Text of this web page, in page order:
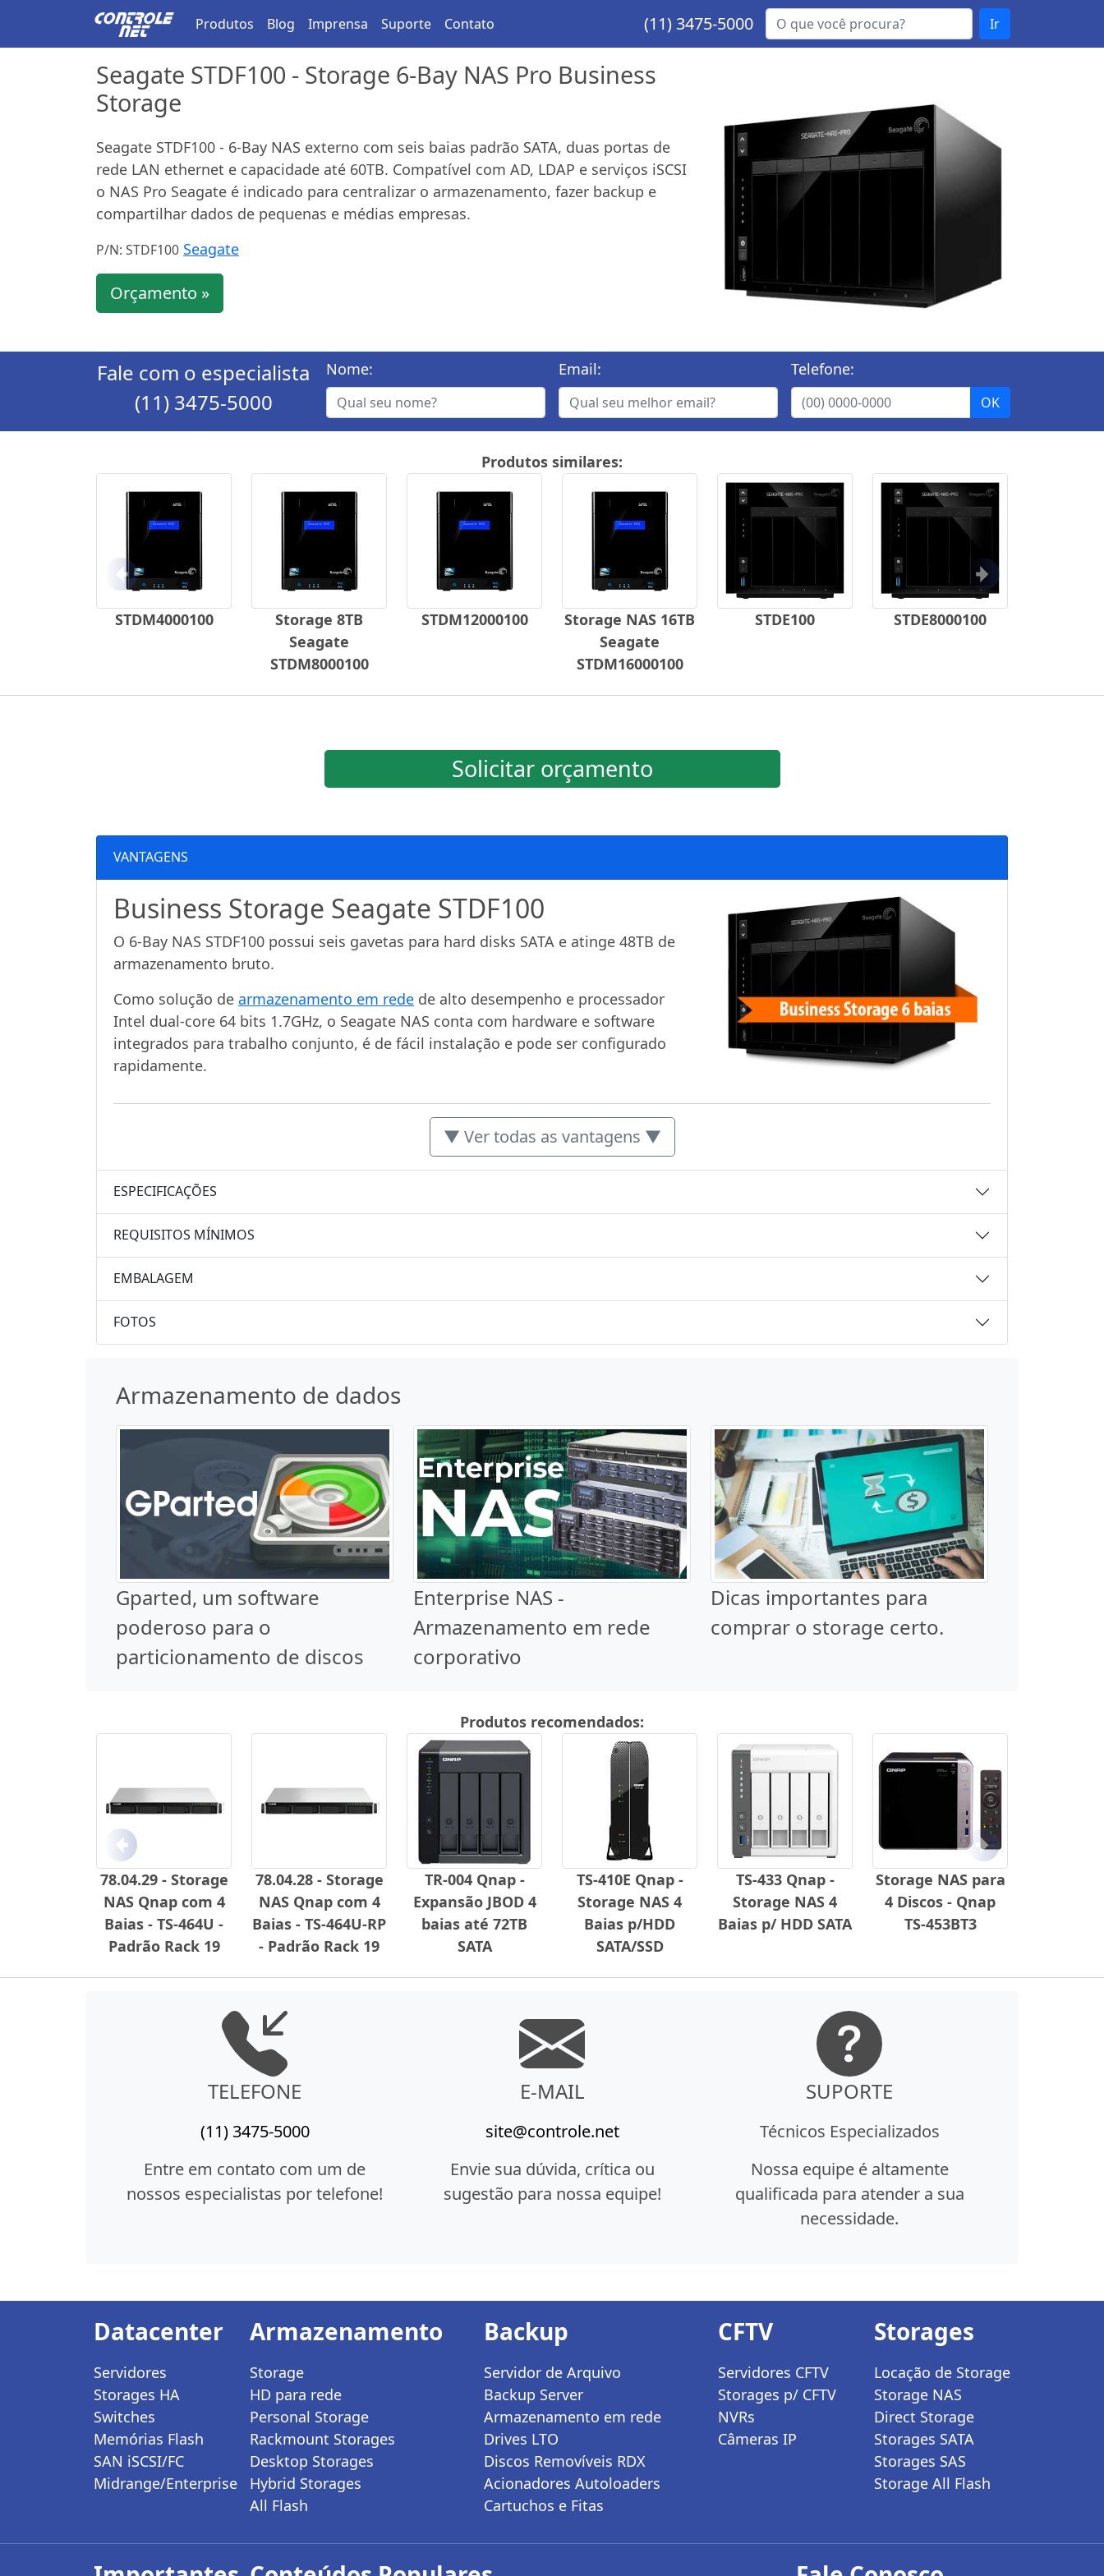
Produtos Blog Imprensa Suporte Contato (11) 3475-5000 Ir
Seagate STDF100 - Storage 6-Bay NAS Pro Business
Storage
Seagate STDF100 - 6-Bay NAS externo com seis baias padrão SATA, duas portas de
rede LAN ethernet e capacidade até 60TB. Compatível com AD, LDAP e serviços iSCSI
o NAS Pro Seagate é indicado para centralizar o armazenamento, fazer backup e
compartilhar dados de pequenas e médias empresas.
P/N: STDF100 Seagate
Orçamento »
Fale com o especialista
(11) 3475-5000
Nome: Email: Telefone:
Produtos similares:
STDM4000100
Storage 8TB
Seagate
STDM8000100
STDM12000100
Storage NAS 16TB
Seagate
STDM16000100
STDE100 STDE8000100
Anterior Próximo
Solicitar orçamento
VANTAGENS
Business Storage Seagate STDF100
O 6-Bay NAS STDF100 possui seis gavetas para hard disks SATA e atinge 48TB de
armazenamento bruto.
Como solução de armazenamento em rede de alto desempenho e processador
Intel dual-core 64 bits 1.7GHz, o Seagate NAS conta com hardware e software
integrados para trabalho conjunto, é de fácil instalação e pode ser configurado
rapidamente.
▼ Ver todas as vantagens ▼
ESPECIFICAÇÕES
REQUISITOS MÍNIMOS
EMBALAGEM
FOTOS
Armazenamento de dados
Gparted, um software
poderoso para o
particionamento de discos
Enterprise NAS -
Armazenamento em rede
corporativo
Dicas importantes para
comprar o storage certo.
Produtos recomendados:
78.04.29 - Storage
NAS Qnap com 4
Baias - TS-464U -
Padrão Rack 19
78.04.28 - Storage
NAS Qnap com 4
Baias - TS-464U-RP
- Padrão Rack 19
TR-004 Qnap -
Expansão JBOD 4
baias até 72TB
SATA
TS-410E Qnap -
Storage NAS 4
Baias p/HDD
SATA/SSD
TS-433 Qnap -
Storage NAS 4
Baias p/ HDD SATA
Storage NAS para
4 Discos - Qnap
TS-453BT3
Anterior Próximo
TELEFONE
(11) 3475-5000
Entre em contato com um de
nossos especialistas por telefone!
E-MAIL
site@controle.net
Envie sua dúvida, crítica ou
sugestão para nossa equipe!
SUPORTE
Técnicos Especializados
Nossa equipe é altamente
qualificada para atender a sua
necessidade.
Datacenter
Servidores
Storages HA
Switches
Memórias Flash
SAN iSCSI/FC
Midrange/Enterprise
Armazenamento
Storage
HD para rede
Personal Storage
Rackmount Storages
Desktop Storages
Hybrid Storages
All Flash
Backup
Servidor de Arquivo
Backup Server
Armazenamento em rede
Drives LTO
Discos Removíveis RDX
Acionadores Autoloaders
Cartuchos e Fitas
CFTV
Servidores CFTV
Storages p/ CFTV
NVRs
Câmeras IP
Storages
Locação de Storage
Storage NAS
Direct Storage
Storages SATA
Storages SAS
Storage All Flash